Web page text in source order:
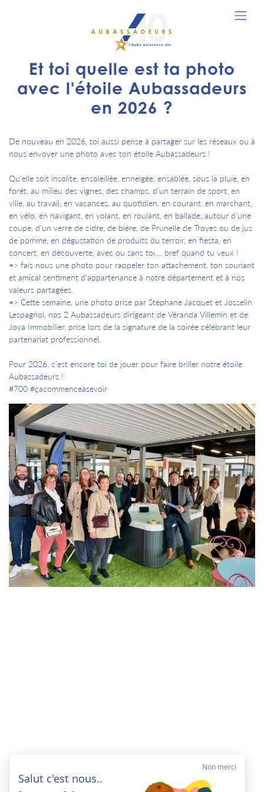
Et toi quelle est ta photo
avec l'étoile Aubassadeurs
en 2026 ?
De nouveau en 2026, toi aussi pense à partager sur les réseaux ou à
nous envoyer une photo avec ton étoile Aubassadeurs !
Qu'elle soit insolite, ensoleillée, enneigée, ensablée, sous la pluie, en
forêt, au milieu des vignes, des champs, d'un terrain de sport, en
ville, au travail, en vacances, au quotidien, en courant, en marchant,
en vélo, en navigant, en volant, en roulant, en ballade, autour d'une
coupe, d'un verre de cidre, de bière, de Prunelle de Troyes ou de jus
de pomme, en dégustation de produits du terroir, en fiesta, en
concert, en découverte, avec ou sans toi.... bref quand tu veux !
=> fais nous une photo pour rappeler ton attachement, ton souriant
et amical sentiment d'appartenance à notre département et à nos
valeurs partagées.
=> Cette semaine, une photo prise par Stéphane Jacquet et Josselin
Lespagnol, nos 2 Aubassadeurs dirigeant de Véranda Villemin et de
Joya Immobilier, prise lors de la signature de la soirée célébrant leur
partenariat professionnel.
Pour 2026, c'est encore toi de jouer pour faire briller notre étoile
Aubassadeurs !
#700 #çacommenceàsevoir
Non merci
Salut c'est nous..